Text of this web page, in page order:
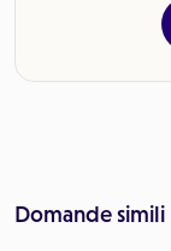
Domande simili